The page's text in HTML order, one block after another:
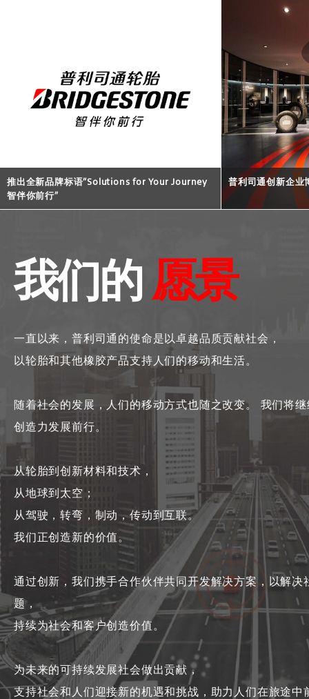
推出全新品牌标语“Solutions for Your Journey
智伴你前行”
普利司通创新企业
我们的 愿景
一直以来，普利司通的使命是以卓越品质贡献社会，
以轮胎和其他橡胶产品支持人们的移动和生活。
随着社会的发展，人们的移动方式也随之改变。 我们将
创造力发展前行。
从轮胎到创新材料和技术，
从地球到太空；
从驾驶，转弯，制动，传动到互联。
我们正创造新的价值。
通过创新，我们携手合作伙伴共同开发解决方案，以解决
题，
持续为社会和客户创造价值。
为未来的可持续发展社会做出贡献，
支持社会和人们迎接新的机遇和挑战，助力人们在旅途中